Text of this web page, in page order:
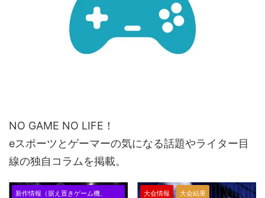
NO GAME NO LIFE！
eスポーツとゲーマーの気になる話題やライター目
線の独自コラムを掲載。
新作情報（据え置きゲーム機、
大会情報 大会結果